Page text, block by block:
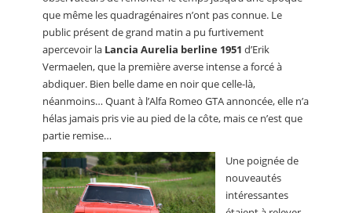
que même les quadragénaires n’ont pas connue. Le
public présent de grand matin a pu furtivement
apercevoir la Lancia Aurelia berline 1951 d’Erik
Vermaelen, que la première averse intense a forcé à
abdiquer. Bien belle dame en noir que celle-là,
néanmoins… Quant à l’Alfa Romeo GTA annoncée, elle n’a
hélas jamais pris vie au pied de la côte, mais ce n’est que
partie remise…
Une poignée de
nouveautés
intéressantes